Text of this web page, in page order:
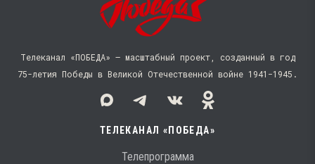
Телеканал «ПОБЕДА» — масштабный проект, созданный в год
75-летия Победы в Великой Отечественной войне 1941−1945.
ТЕЛЕКАНАЛ «ПОБЕДА»
Телепрограмма